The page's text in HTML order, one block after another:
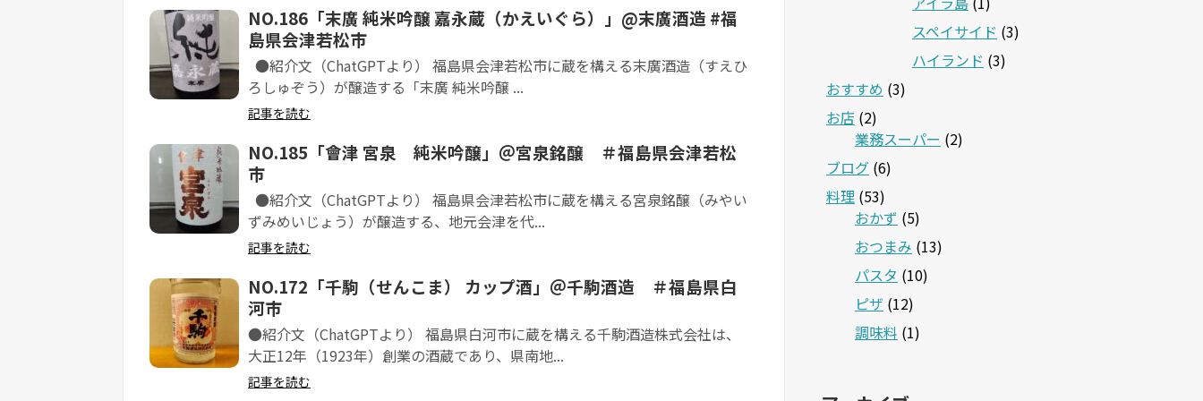
NO.186「末廣 純米吟醸 嘉永蔵（かえいぐら）」@末廣酒造 #福
島県会津若松市
●紹介文（ChatGPTより） 福島県会津若松市に蔵を構える末廣酒造（すえひ
ろしゅぞう）が醸造する「末廣 純米吟醸 ...
記事を読む
NO.185「會津 宮泉 純米吟醸」＠宮泉銘醸 ＃福島県会津若松
市
●紹介文（ChatGPTより） 福島県会津若松市に蔵を構える宮泉銘醸（みやい
ずみめいじょう）が醸造する、地元会津を代...
記事を読む
NO.172「千駒（せんこま） カップ酒」＠千駒酒造 ＃福島県白
河市
●紹介文（ChatGPTより） 福島県白河市に蔵を構える千駒酒造株式会社は、
大正12年（1923年）創業の酒蔵であり、県南地...
記事を読む
スペイサイド (3)
ハイランド (3)
おすすめ (3)
お店 (2)
業務スーパー (2)
ブログ (6)
料理 (53)
おかず (5)
おつまみ (13)
パスタ (10)
ピザ (12)
調味料 (1)